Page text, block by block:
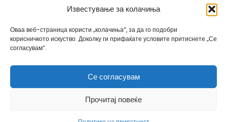
Известување за колачиња
Оваа веб-страница користи „колачиња“, за да го подобри
корисничкото искуство. Доколку ги прифаќате условите притиснете „Се
согласувам“.
Се согласувам
Прочитај повеќе
Protouch
Puma
Жени
Изработено одGoBro Studio